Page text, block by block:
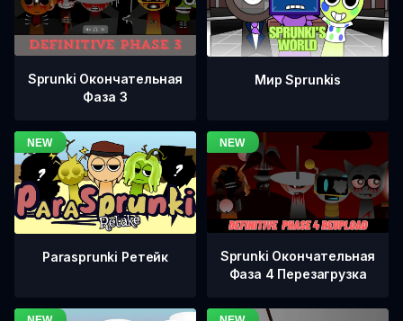
Sprunki Окончательная
Фаза 3
Мир Sprunkis
Parasprunki Ретейк
Sprunki Окончательная
Фаза 4 Перезагрузка